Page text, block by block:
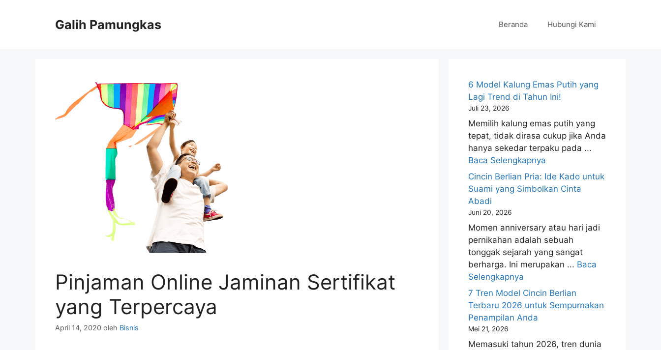
Galih Pamungkas Beranda Hubungi Kami
Pinjaman Online Jaminan Sertifikat
yang Terpercaya
April 14, 2020 oleh Bisnis
6 Model Kalung Emas Putih yang
Lagi Trend di Tahun Ini!
Juli 23, 2026
Memilih kalung emas putih yang
tepat, tidak dirasa cukup jika Anda
hanya sekedar terpaku pada ...
Baca Selengkapnya
Cincin Berlian Pria: Ide Kado untuk
Suami yang Simbolkan Cinta
Abadi
Juni 20, 2026
Momen anniversary atau hari jadi
pernikahan adalah sebuah
tonggak sejarah yang sangat
berharga. Ini merupakan ... Baca
Selengkapnya
7 Tren Model Cincin Berlian
Terbaru 2026 untuk Sempurnakan
Penampilan Anda
Mei 21, 2026
Memasuki tahun 2026, tren dunia